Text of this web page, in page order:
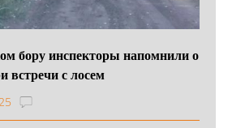
бору инспекторы напомнили о
встречи с лосем